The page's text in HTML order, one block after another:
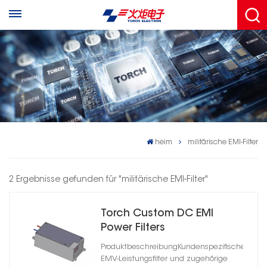
heim militärische EMI-Filter
2 Ergebnisse gefunden für "militärische EMI-Filter"
Torch Custom DC EMI
Power Filters
HD1D100020R0T(A)-XY02
ProduktbeschreibungKundenspezifische
EMV-Leistungsfilter und zugehörige